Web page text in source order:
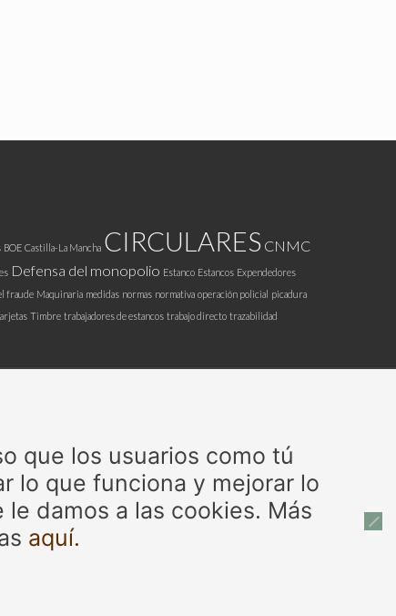
BOE Castilla-La Mancha CIRCULARES CNMC
Defensa del monopolio Estanco Estancos Expendedores
fraude Maquinaria medidas normas normativa operación policial picadura
Timbre trabajadores de estancos trabajo directo trazabilidad
que los usuarios como tú
lo que funciona y mejorar lo
damos a las cookies. Más
aquí.